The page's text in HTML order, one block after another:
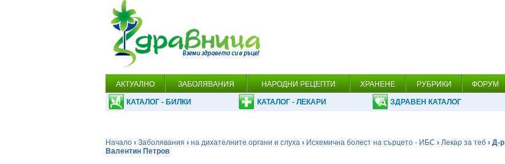
АКТУАЛНО ЗАБОЛЯВАНИЯ НАРОДНИ РЕЦЕПТИ ХРАНЕНЕ РУБРИКИ ФОРУМ
КАТАЛОГ - БИЛКИ КАТАЛОГ - ЛЕКАРИ ЗДРАВЕН КАТАЛОГ
Начало › Заболявания › на дихателните органи и слуха › Исхемична болест на сърцето - ИБС › Лекар за теб › Д-р
Валентин Петров